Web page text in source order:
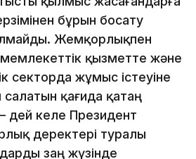
бұрын босату
Жемқорлықпен
қызметте және
секторда жұмыс істеуіне
қағида қатаң
дей келе Президент
деректері туралы
заң жүзінде